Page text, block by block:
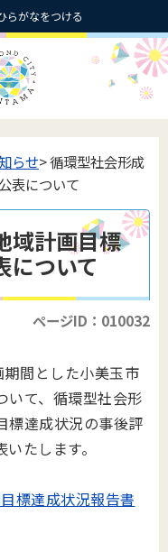
らがなをつける
らせ> 循環型社会形成
表について
域計画目標
について
ページID：010032
間とした小美玉市
いて、循環型社会形
標達成状況の事後評
たします。
標達成状況報告書